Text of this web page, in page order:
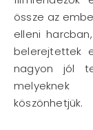
össze az
elleni
belerejtettek
nagyon jól
melyeknek
köszönhetjük.